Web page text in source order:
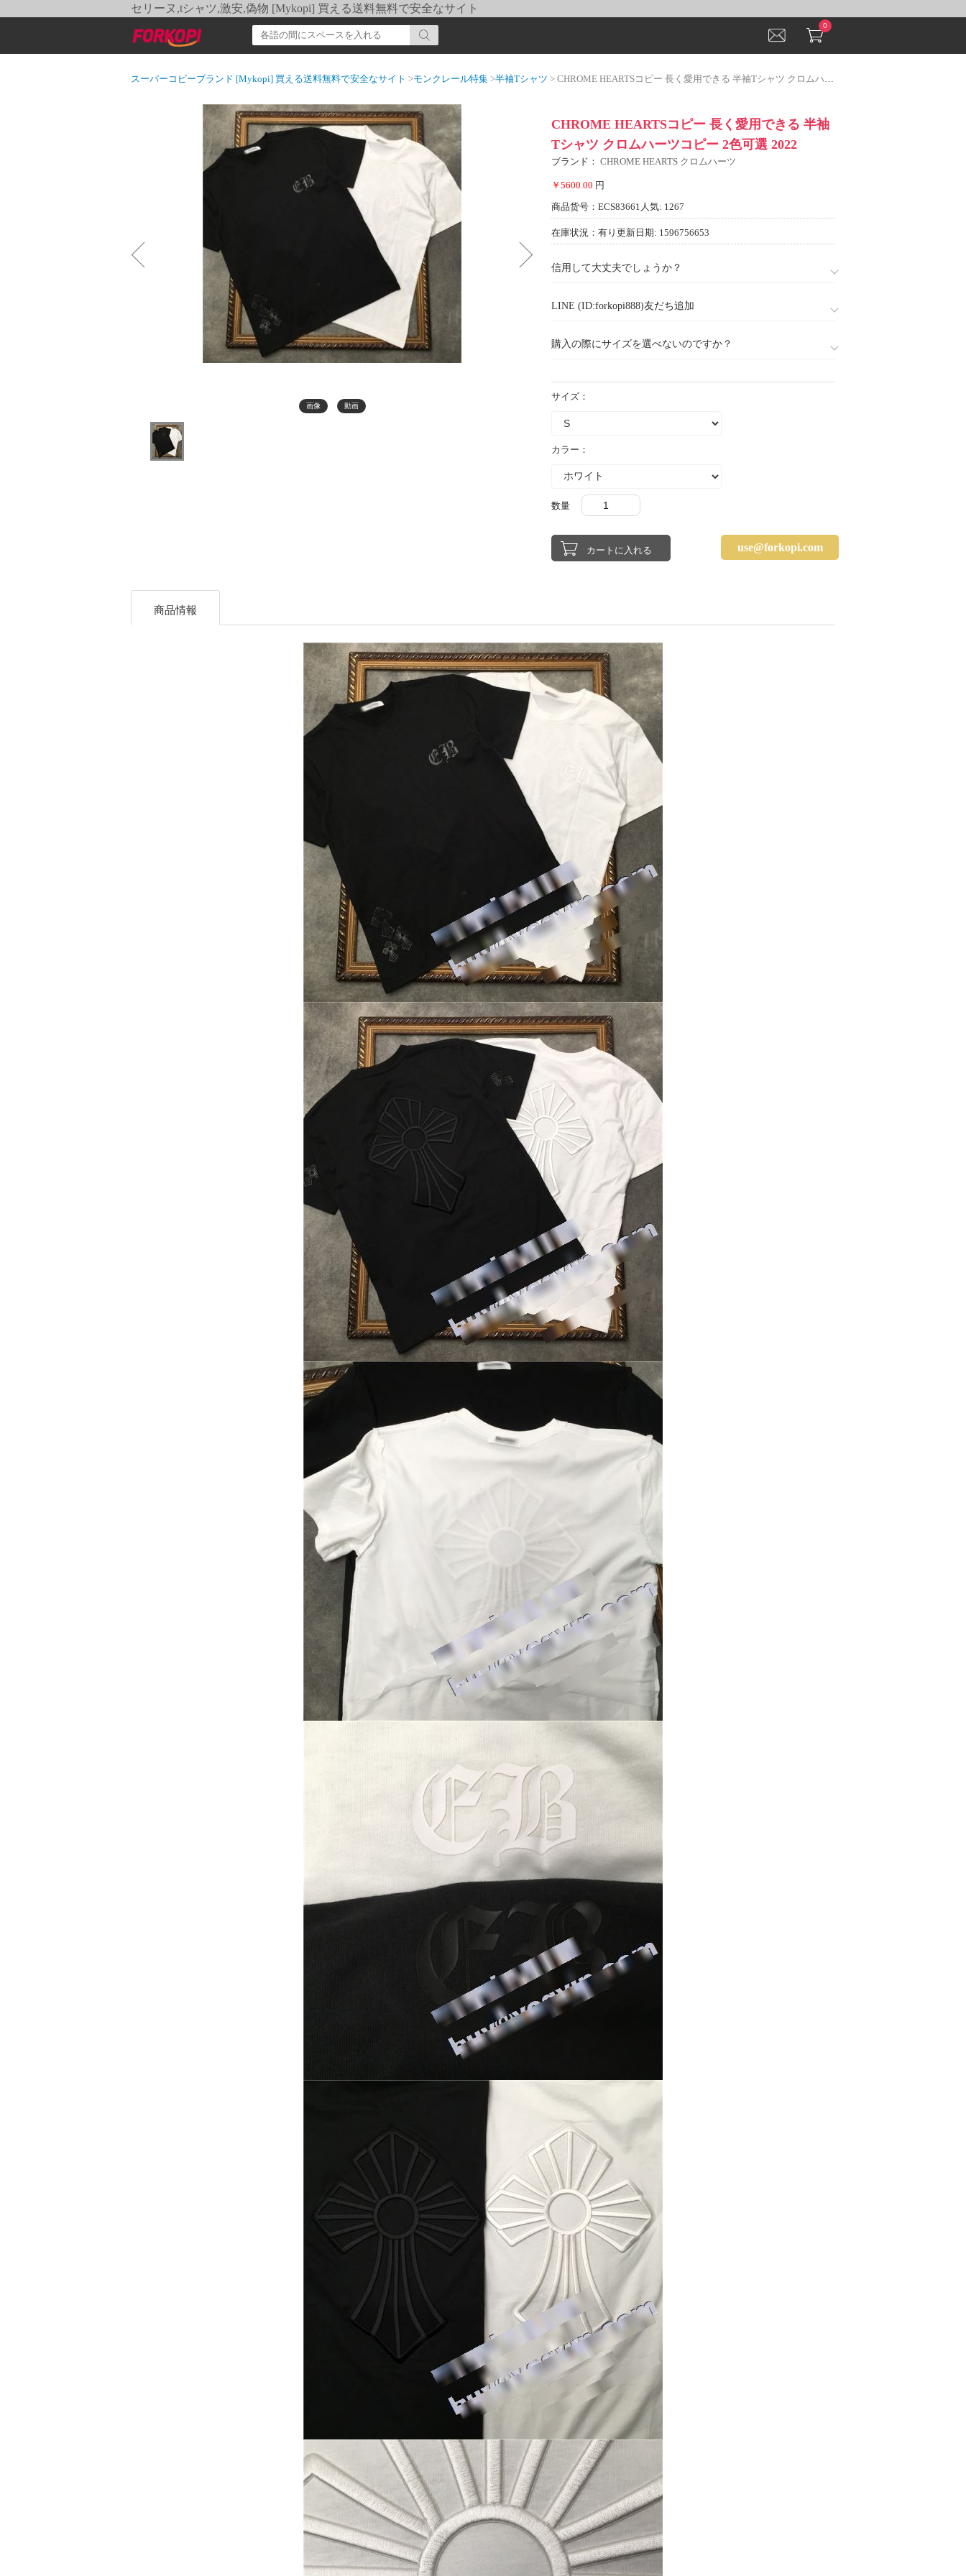
セリーヌ,tシャツ,激安,偽物 [Mykopi] 買える送料無料で安全なサイト
0
スーパーコピーブランド [Mykopi] 買える送料無料で安全なサイト >モンクレール特集 >半袖Tシャツ > CHROME HEARTSコピー 長く愛用できる 半袖Tシャツ クロムハーツコピー 2色可選 2022
画像 動画
CHROME HEARTSコピー 長く愛用できる 半袖
Tシャツ クロムハーツコピー 2色可選 2022
ブランド： CHROME HEARTS クロムハーツ
￥5600.00 円
商品货号：ECS83661 人気: 1267
在庫状況：有り 更新日期: 1596756653
信用して大丈夫でしょうか？
LINE (ID:forkopi888)友だち追加
購入の際にサイズを選べないのですか？
サイズ：
カラー：
数量
use@forkopi.com
商品情報